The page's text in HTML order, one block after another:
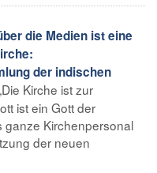
die Medien ist eine
der indischen
Kirche ist zur
ist ein Gott der
ganze Kirchenpersonal
der neuen